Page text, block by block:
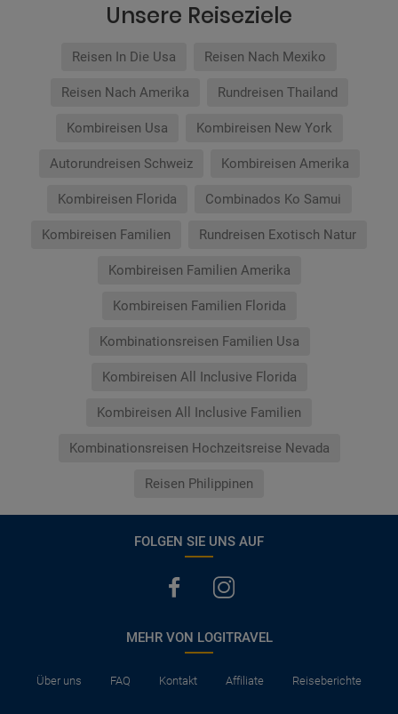
Unsere Reiseziele
Reisen In Die Usa Reisen Nach Mexiko
Reisen Nach Amerika Rundreisen Thailand
Kombireisen Usa Kombireisen New York
Autorundreisen Schweiz Kombireisen Amerika
Kombireisen Florida Combinados Ko Samui
Kombireisen Familien Rundreisen Exotisch Natur
Kombireisen Familien Amerika
Kombireisen Familien Florida
Kombinationsreisen Familien Usa
Kombireisen All Inclusive Florida
Kombireisen All Inclusive Familien
Kombinationsreisen Hochzeitsreise Nevada
Reisen Philippinen
FOLGEN SIE UNS AUF
MEHR VON LOGITRAVEL
Über uns FAQ Kontakt Affiliate Reiseberichte